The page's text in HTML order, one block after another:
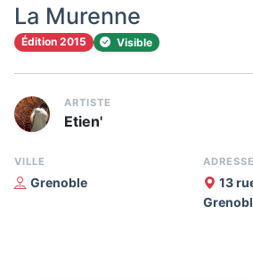
La Murenne
Édition 2015 Visible
ARTISTE
Etien'
VILLE
Grenoble
ADRESSE
13